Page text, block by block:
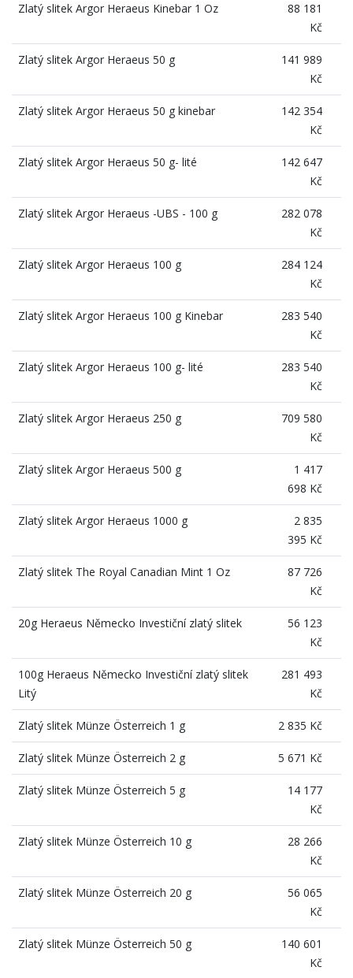
Zlatý slitek Argor Heraeus Kinebar 1 Oz
88 181
Kč
Zlatý slitek Argor Heraeus 50 g
141 989
Kč
Zlatý slitek Argor Heraeus 50 g kinebar
142 354
Kč
Zlatý slitek Argor Heraeus 50 g- lité
142 647
Kč
Zlatý slitek Argor Heraeus -UBS - 100 g
282 078
Kč
Zlatý slitek Argor Heraeus 100 g
284 124
Kč
Zlatý slitek Argor Heraeus 100 g Kinebar
283 540
Kč
Zlatý slitek Argor Heraeus 100 g- lité
283 540
Kč
Zlatý slitek Argor Heraeus 250 g
709 580
Kč
Zlatý slitek Argor Heraeus 500 g
1 417
698 Kč
Zlatý slitek Argor Heraeus 1000 g
2 835
395 Kč
Zlatý slitek The Royal Canadian Mint 1 Oz
87 726
Kč
20g Heraeus Německo Investiční zlatý slitek
56 123
Kč
100g Heraeus Německo Investiční zlatý slitek
Litý
281 493
Kč
Zlatý slitek Münze Österreich 1 g 2 835 Kč
Zlatý slitek Münze Österreich 2 g 5 671 Kč
Zlatý slitek Münze Österreich 5 g
14 177
Kč
Zlatý slitek Münze Österreich 10 g
28 266
Kč
Zlatý slitek Münze Österreich 20 g
56 065
Kč
Zlatý slitek Münze Österreich 50 g
140 601
Kč